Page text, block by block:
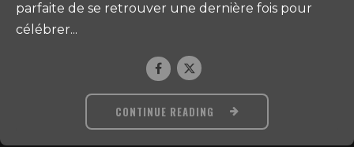
parfaite de se retrouver une dernière fois pour
célébrer...
CONTINUE READING